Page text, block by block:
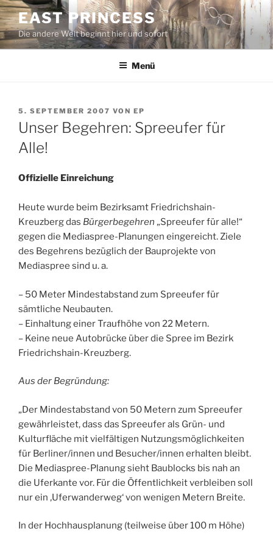
Zum
Inhalt
springen
EAST PRINCESS
Die andere Welt beginnt hier und sofort
Menü
VERÖFFENTLICHT
AM
5. SEPTEMBER 2007 VON EP
Unser Begehren: Spreeufer für
Alle!
Offizielle Einreichung
Heute wurde beim Bezirksamt Friedrichshain-
Kreuzberg das Bürgerbegehren „Spreeufer für alle!“
gegen die Mediaspree-Planungen eingereicht. Ziele
des Begehrens bezüglich der Bauprojekte von
Mediaspree sind u. a.
– 50 Meter Mindestabstand zum Spreeufer für
sämtliche Neubauten.
– Einhaltung einer Traufhöhe von 22 Metern.
– Keine neue Autobrücke über die Spree im Bezirk
Friedrichshain-Kreuzberg.
Aus der Begründung:
„Der Mindestabstand von 50 Metern zum Spreeufer
gewährleistet, dass das Spreeufer als Grün- und
Kulturfläche mit vielfältigen Nutzungsmöglichkeiten
für Berliner/innen und Besucher/innen erhalten bleibt.
Die Mediaspree-Planung sieht Baublocks bis nah an
die Uferkante vor. Für die Öffentlichkeit verbleiben soll
nur ein ‚Uferwanderweg‘ von wenigen Metern Breite.
In der Hochhausplanung (teilweise über 100 m Höhe)